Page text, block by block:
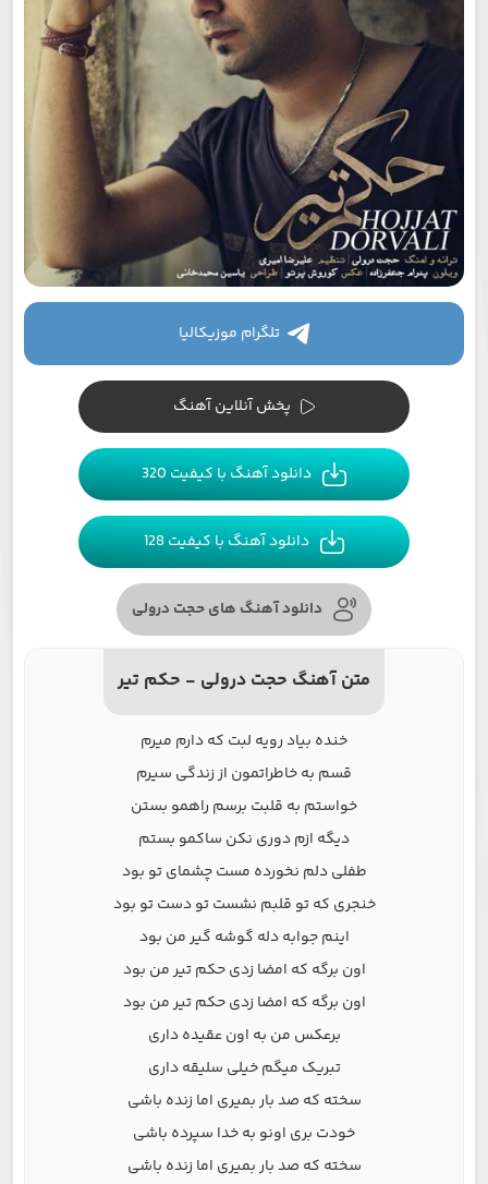
تلگرام موزیکالیا
پخش آنلاین آهنگ
دانلود آهنگ با کیفیت 320
دانلود آهنگ با کیفیت 128
دانلود آهنگ های حجت درولی
متن آهنگ حجت درولی - حکم تیر
خنده بیاد رویه لبت که دارم میرم
قسم به خاطراتمون از زندگی سیرم
خواستم به قلبت برسم راهمو بستن
دیگه ازم دوری نکن ساکمو بستم
طفلی دلم نخورده مست چشمای تو بود
خنجری که تو قلبم نشست تو دست تو بود
اینم جوابه دله گوشه گیر من بود
اون برگه که امضا زدی حکم تیر من بود
اون برگه که امضا زدی حکم تیر من بود
برعکس من به اون عقیده داری
تبریک میگم خیلی سلیقه داری
سخته که صد بار بمیری اما زنده باشی
خودت بری اونو به خدا سپرده باشی
سخته که صد بار بمیری اما زنده باشی